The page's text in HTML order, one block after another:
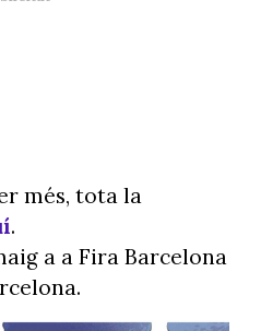
més, tota la
.
a a Fira Barcelona